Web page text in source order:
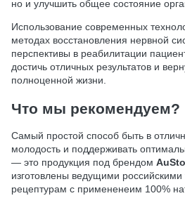
но и улучшить общее состояние
Использование современных
методах восстановления нервной
перспективы в реабилитации
достичь отличных результатов и
полноценной жизни.
Что мы рекомендуем?
Самый простой способ быть в
молодость и поддерживать
— это продукция под брендом
изготовлены ведущими
рецептурам с примененеим 100%